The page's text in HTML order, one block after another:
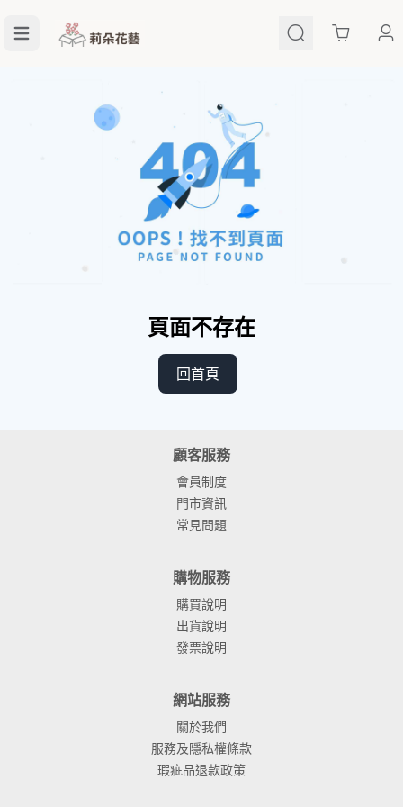
Cart
頁面不存在
回首頁
顧客服務
會員制度
門市資訊
常見問題
購物服務
購買說明
出貨說明
發票說明
網站服務
關於我們
服務及隱私權條款
瑕疵品退款政策